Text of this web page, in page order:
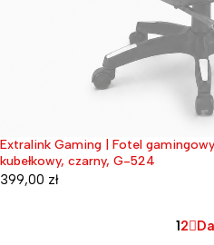
Wyprzedane
Extralink Gaming | Fotel
kubełkowy, czarny, G-524
399,00 zł
1 2